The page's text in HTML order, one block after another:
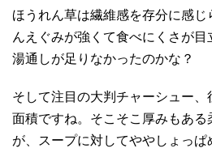
ほうれん草は繊維感を存分に感
んえぐみが強くて食べにくさが目
湯通しが足りなかったのかな？
そして注目の大判チャーシュー
面積ですね。そこそこ厚みもある
が、スープに対してややしょっぱ